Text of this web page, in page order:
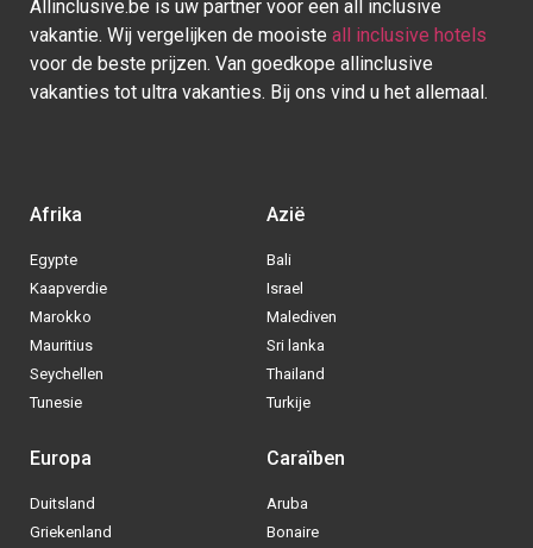
Allinclusive.be is uw partner voor een all inclusive
vakantie. Wij vergelijken de mooiste all inclusive hotels
voor de beste prijzen. Van goedkope allinclusive
vakanties tot ultra vakanties. Bij ons vind u het allemaal.
Afrika
Egypte
Kaapverdie
Marokko
Mauritius
Seychellen
Tunesie
Azië
Bali
Israel
Malediven
Sri lanka
Thailand
Turkije
Europa
Duitsland
Griekenland
Caraïben
Aruba
Bonaire